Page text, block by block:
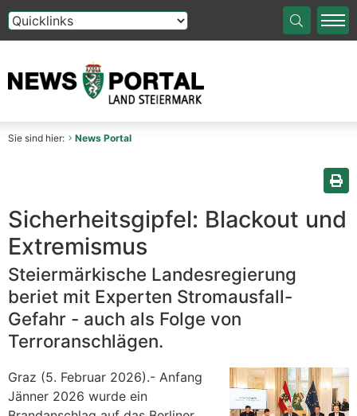
Die Auswahl einer Option im Select-Element führt auf
Sie sind hier: News Portal
Sicherheitsgipfel: Blackout und
Extremismus
Steiermärkische Landesregierung
beriet mit Experten Stromausfall-
Gefahr - auch als Folge von
Terroranschlägen.
Graz (5. Februar 2026).- Anfang
Jänner 2026 wurde ein